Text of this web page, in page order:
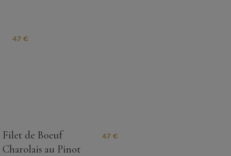
47 €
Filet de Boeuf
Charolais au Pinot
47 €